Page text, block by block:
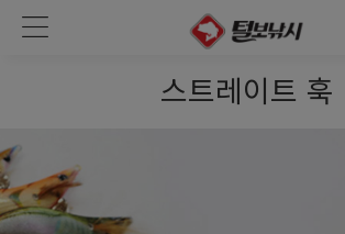
스트레이트 훅